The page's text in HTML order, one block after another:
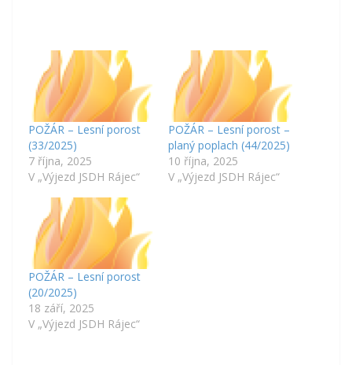
POŽÁR – Lesní porost
(33/2025)
7 října, 2025
V „Výjezd JSDH Rájec“
POŽÁR – Lesní porost –
planý poplach (44/2025)
10 října, 2025
V „Výjezd JSDH Rájec“
POŽÁR – Lesní porost
(20/2025)
18 září, 2025
V „Výjezd JSDH Rájec“